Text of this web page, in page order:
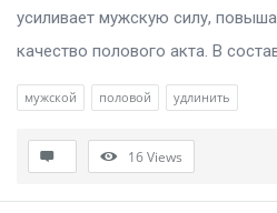
усиливает мужскую силу,
качество полового акта. В
мужской половой удлинить
16Views